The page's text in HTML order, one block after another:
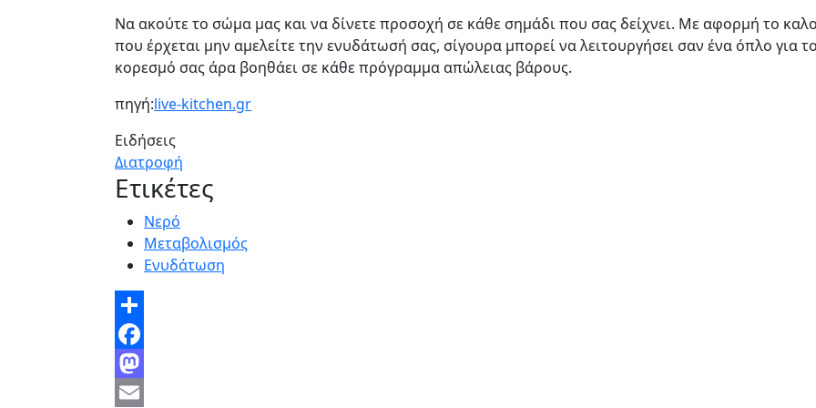
Να ακούτε το σώμα μας και να δίνετε προσοχή σε κάθε σημάδι που σας δείχνει. Με αφορμή το
που έρχεται μην αμελείτε την ενυδάτωσή σας, σίγουρα μπορεί να λειτουργήσει σαν ένα όπλο για
κορεσμό σας άρα βοηθάει σε κάθε πρόγραμμα απώλειας βάρους.
πηγή:live-kitchen.gr
Ειδήσεις
Διατροφή
Ετικέτες
Νερό
Μεταβολισμός
Ενυδάτωση
Share
Facebook
Mastodon